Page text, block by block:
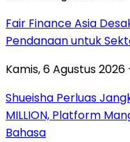
Fair Finance Asia
Pendanaan untuk
Kamis, 6 Agustus 2026
Shueisha Perluas
MILLION, Platform
Bahasa